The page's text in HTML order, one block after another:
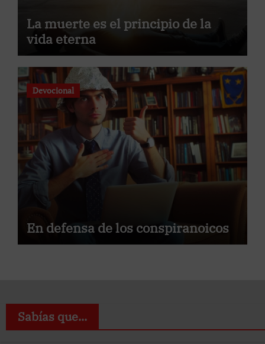
La muerte es el principio de la
vida eterna
Devocional
En defensa de los conspiranoicos
Sabías que...